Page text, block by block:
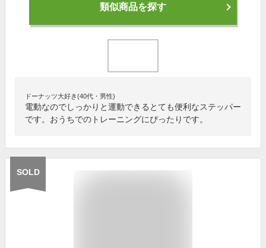
類似商品を探す
ドーナッツ大好き(40代・男性)
電動なのでしっかりと運動できるとても便利なステッパー
です。おうちでのトレーニングにぴったりです。
SOLD